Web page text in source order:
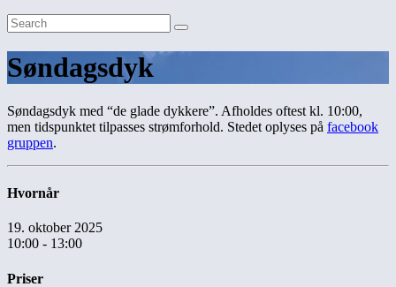
Søndagsdyk
Søndagsdyk med “de glade dykkere”. Afholdes oftest kl. 10:00,
men tidspunktet tilpasses strømforhold. Stedet oplyses på facebook
gruppen.
Hvornår
19. oktober 2025
10:00 - 13:00
Priser